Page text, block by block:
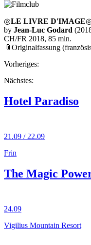
◎LE LIVRE D'IMAGE
by Jean-Luc Godard
CH/FR 2018, 85 min.
📎Originalfassung
Vorheriges:
Nächstes:
Hotel Paradiso
21.09 / 22.09
Frin
The Magic
24.09
Vigilius Mountain Resort